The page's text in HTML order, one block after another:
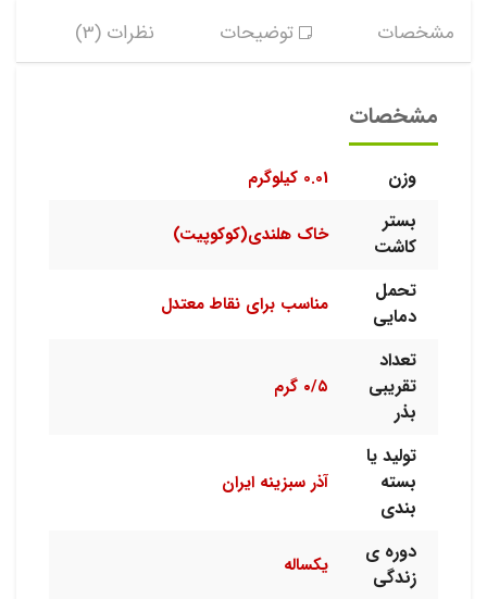
مشخصات توضیحات نظرات (3)
مشخصات
وزن 0.01 کیلوگرم
بستر
کاشت
خاک هلندی(کوکوپیت)
تحمل
دمایی
مناسب برای نقاط معتدل
تعداد
تقریبی
بذر
۰/۵ گرم
تولید یا
بسته
بندی
آذر سبزینه ایران
دوره ی
زندگی
یکساله